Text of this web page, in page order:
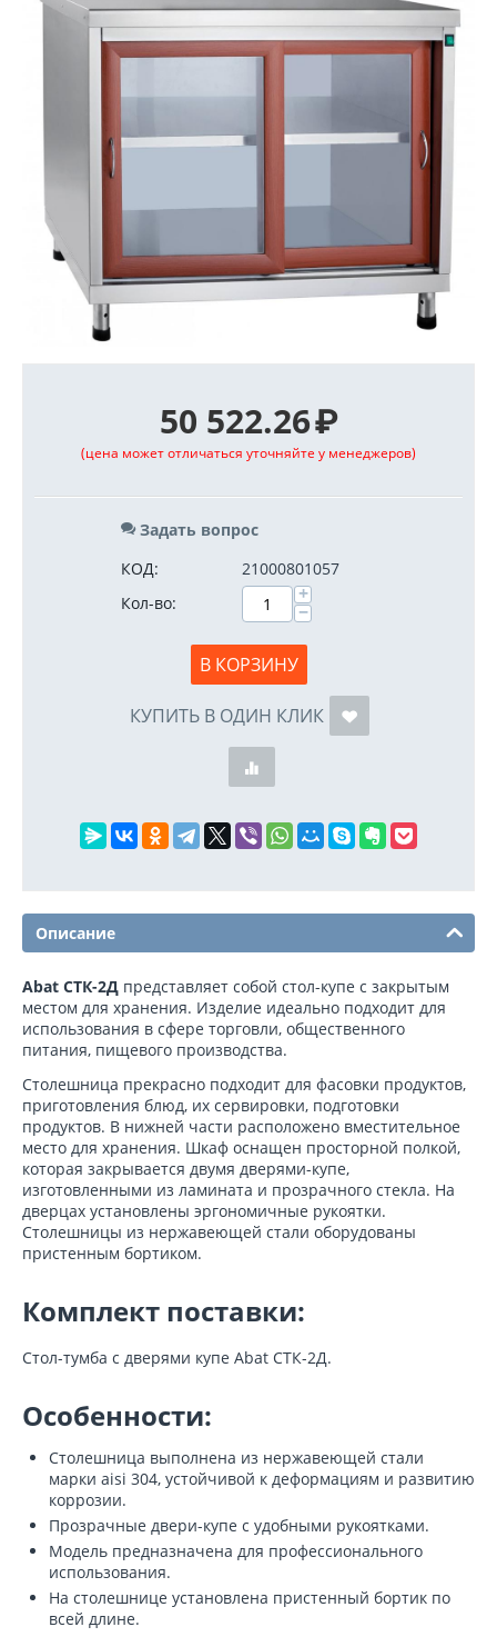
50 522.26₽
(цена может отличаться уточняйте у менеджеров)
Задать вопрос
КОД:
21000801057
Кол-во:
+
−
В КОРЗИНУ
КУПИТЬ В ОДИН КЛИК
Описание
Abat СТК-2Д представляет собой стол-купе с закрытым
местом для хранения. Изделие идеально подходит для
использования в сфере торговли, общественного
питания, пищевого производства.
Столешница прекрасно подходит для фасовки продуктов,
приготовления блюд, их сервировки, подготовки
продуктов. В нижней части расположено вместительное
место для хранения. Шкаф оснащен просторной полкой,
которая закрывается двумя дверями-купе,
изготовленными из ламината и прозрачного стекла. На
дверцах установлены эргономичные рукоятки.
Столешницы из нержавеющей стали оборудованы
пристенным бортиком.
Комплект поставки:
Стол-тумба с дверями купе Abat СТК-2Д.
Особенности:
Столешница выполнена из нержавеющей стали
марки aisi 304, устойчивой к деформациям и развитию
коррозии.
Прозрачные двери-купе с удобными рукоятками.
Модель предназначена для профессионального
использования.
На столешнице установлена пристенный бортик по
всей длине.